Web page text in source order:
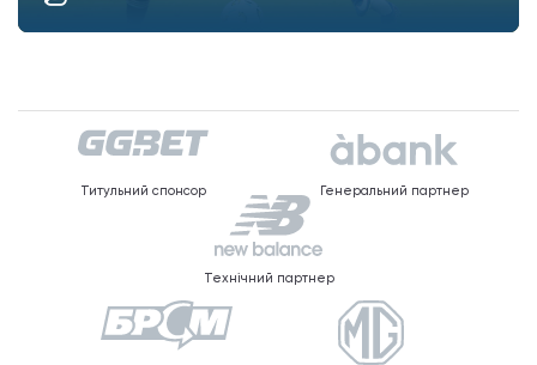
Титульний спонсор Генеральний партнер
Технічний партнер